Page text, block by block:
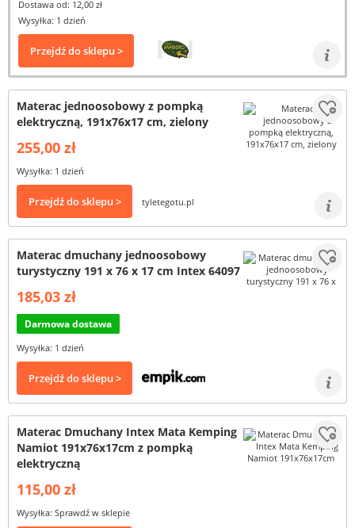
Dostawa od: 12,00 zł
Wysyłka: 1 dzień
Przejdź do sklepu >
Materac jednoosobowy z pompką
elektryczną, 191x76x17 cm, zielony
255,00 zł
Wysyłka: 1 dzień
Przejdź do sklepu > tyletegotu.pl
Materac dmuchany jednoosobowy
turystyczny 191 x 76 x 17 cm Intex 64097
185,03 zł
Darmowa dostawa
Wysyłka: 1 dzień
Przejdź do sklepu >
Materac Dmuchany Intex Mata Kemping
Namiot 191x76x17cm z pompką
elektryczną
115,00 zł
Wysyłka: Sprawdź w sklepie